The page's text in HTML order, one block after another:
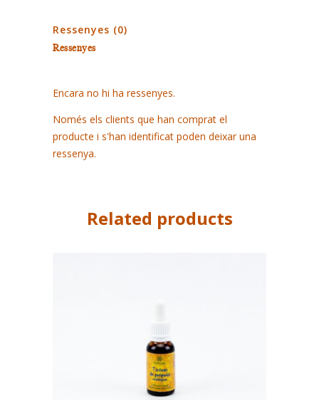
Ressenyes (0)
Ressenyes
Encara no hi ha ressenyes.
Només els clients que han comprat el
producte i s'han identificat poden deixar una
ressenya.
Related products